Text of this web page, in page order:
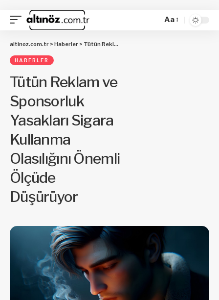
Aa
altinoz.com.tr > Haberler > Tütün Reklam ve Sponsorluk Yasakları Sigara Kullanma Olasılığını Önemli Ölçüde Düşürüyor
HABERLER
Tütün Reklam ve
Sponsorluk
Yasakları Sigara
Kullanma
Olasılığını Önemli
Ölçüde
Düşürüyor